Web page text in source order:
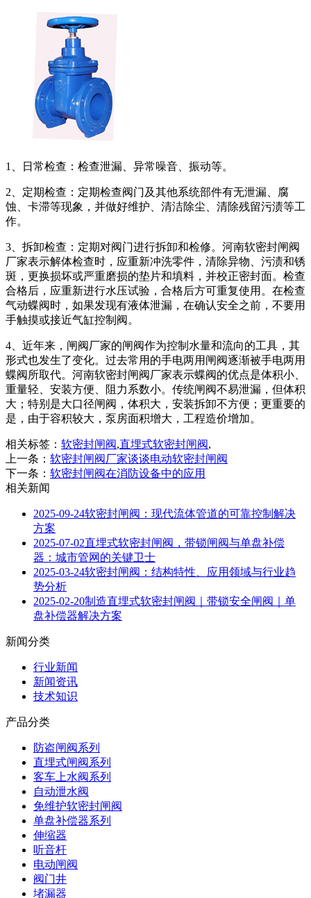
1、日常检查：检查泄漏、异常噪音、振动等。
2、定期检查：定期检查阀门及其他系统部件有无泄漏、腐
蚀、卡滞等现象，并做好维护、清洁除尘、清除残留污渍等工
作。
3、拆卸检查：定期对阀门进行拆卸和检修。河南软密封闸阀
厂家表示解体检查时，应重新冲洗零件，清除异物、污渍和锈
斑，更换损坏或严重磨损的垫片和填料，并校正密封面。检查
合格后，应重新进行水压试验，合格后方可重复使用。在检查
气动蝶阀时，如果发现有液体泄漏，在确认安全之前，不要用
手触摸或接近气缸控制阀。
4、近年来，闸阀厂家的闸阀作为控制水量和流向的工具，其
形式也发生了变化。过去常用的手电两用闸阀逐渐被手电两用
蝶阀所取代。河南软密封闸阀厂家表示蝶阀的优点是体积小、
重量轻、安装方便、阻力系数小。传统闸阀不易泄漏，但体积
大；特别是大口径闸阀，体积大，安装拆卸不方便；更重要的
是，由于容积较大，泵房面积增大，工程造价增加。
相关标签： 软密封闸阀,直埋式软密封闸阀,
上一条： 软密封闸阀厂家谈谈电动软密封闸阀
下一条： 软密封闸阀在消防设备中的应用
相关新闻
2025-09-24软密封闸阀：现代流体管道的可靠控制解决
方案
2025-07-02直埋式软密封闸阀，带锁闸阀与单盘补偿
器：城市管网的关键卫士
2025-03-24软密封闸阀：结构特性、应用领域与行业趋
势分析
2025-02-20制造直埋式软密封闸阀｜带锁安全闸阀｜单
盘补偿器解决方案
新闻分类
行业新闻
新闻资讯
技术知识
产品分类
防盗闸阀系列
直埋式闸阀系列
客车上水阀系列
自动泄水阀
免维护软密封闸阀
单盘补偿器系列
伸缩器
听音杆
电动闸阀
阀门井
堵漏器